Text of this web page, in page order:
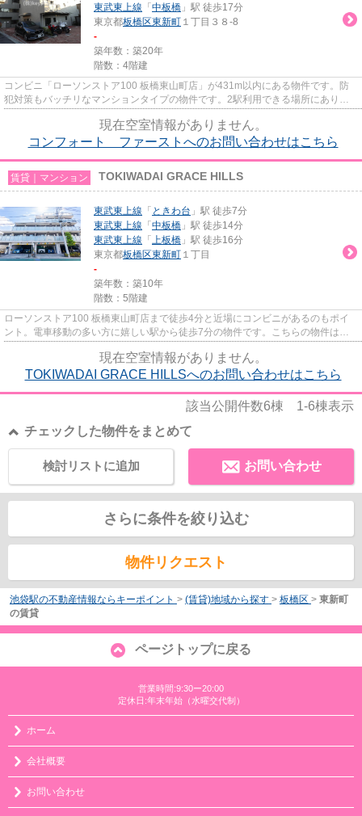
東武東上線 「 中板橋 」駅 徒歩17分
東京都板橋区東新町 １丁目３８-8
-
築年数：築20年
階数：4階建
コンビニ「ローソンストア100 板橋東山町店」が431m以内にある物件です。防
犯対策もバッチリなマンションタイプの物件です。2駅利用できる場所にあり、
現在空室情報がありません。
コンフォート ファーストへのお問い合わせはこちら
賃貸｜マンション TOKIWADAI GRACE HILLS
東武東上線 「 ときわ台 」駅 徒歩7分
東武東上線 「 中板橋 」駅 徒歩14分
東武東上線 「 上板橋 」駅 徒歩16分
東京都板橋区東新町 １丁目
-
築年数：築10年
階数：5階建
ローソンストア100 板橋東山町店まで徒歩4分と近場にコンビニがあるのもポイ
ント。電車移動の多い方に嬉しい駅から徒歩7分の物件です。こちらの物件はマ
現在空室情報がありません。
TOKIWADAI GRACE HILLSへのお問い合わせはこちら
該当公開件数6棟 1-6棟表示
チェックした物件をまとめて
お問い合わせ
検討リストに追加
さらに条件を絞り込む
物件リクエスト
池袋駅の不動産情報ならキーポイント > (賃貸)地域から探す > 板橋区 > 東新町
の賃貸
ページトップに戻る
営業時間:9:30ー20:00
定休日:年末年始（水曜交代制）
ホーム
会社概要
お問い合わせ